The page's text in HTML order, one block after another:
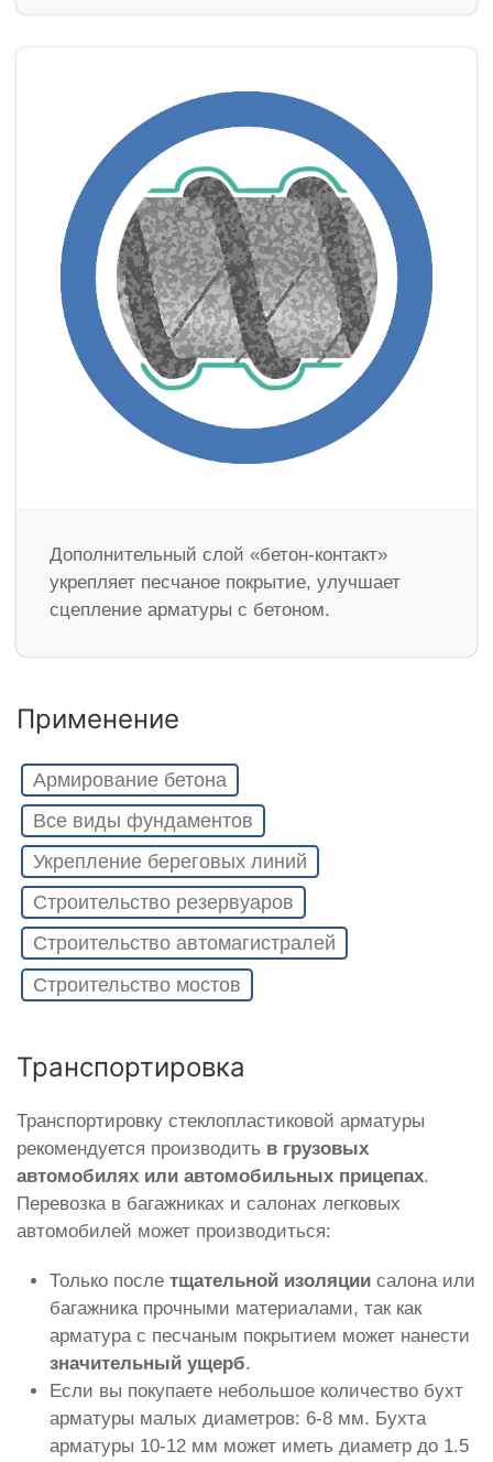
Дополнительный слой «бетон-контакт»
укрепляет песчаное покрытие, улучшает
сцепление арматуры с бетоном.
Применение
Армирование бетона
Все виды фундаментов
Укрепление береговых линий
Строительство резервуаров
Строительство автомагистралей
Строительство мостов
Транспортировка
Транспортировку стеклопластиковой арматуры
рекомендуется производить в грузовых
автомобилях или автомобильных прицепах.
Перевозка в багажниках и салонах легковых
автомобилей может производиться:
Только после тщательной изоляции салона или
багажника прочными материалами, так как
арматура с песчаным покрытием может нанести
значительный ущерб.
Если вы покупаете небольшое количество бухт
арматуры малых диаметров: 6-8 мм. Бухта
арматуры 10-12 мм может иметь диаметр до 1.5